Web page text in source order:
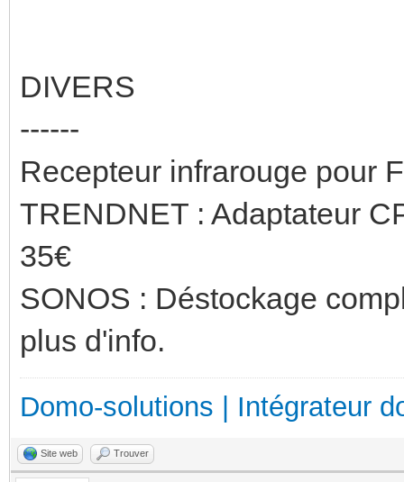
DIVERS
------
Recepteur infrarouge pour
TRENDNET : Adaptateur
35€
SONOS : Déstockage
plus d'info.
Domo-solutions | Intégrateur
Site web Trouver